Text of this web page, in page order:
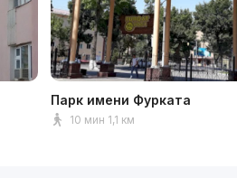
Парк имени Фурката
10 мин 1,1 км